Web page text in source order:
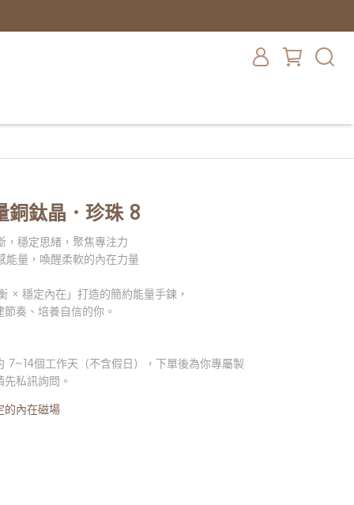
銅鈦晶．珍珠 8
，穩定思緒，聚焦專注力
量，喚醒柔軟的內在力量
× 穩定內在」打造的簡約能量手鍊，
奏、培養自信的你。
7~14個工作天（不含假日），下單後為你專屬製
私訊詢問。
的內在磁場